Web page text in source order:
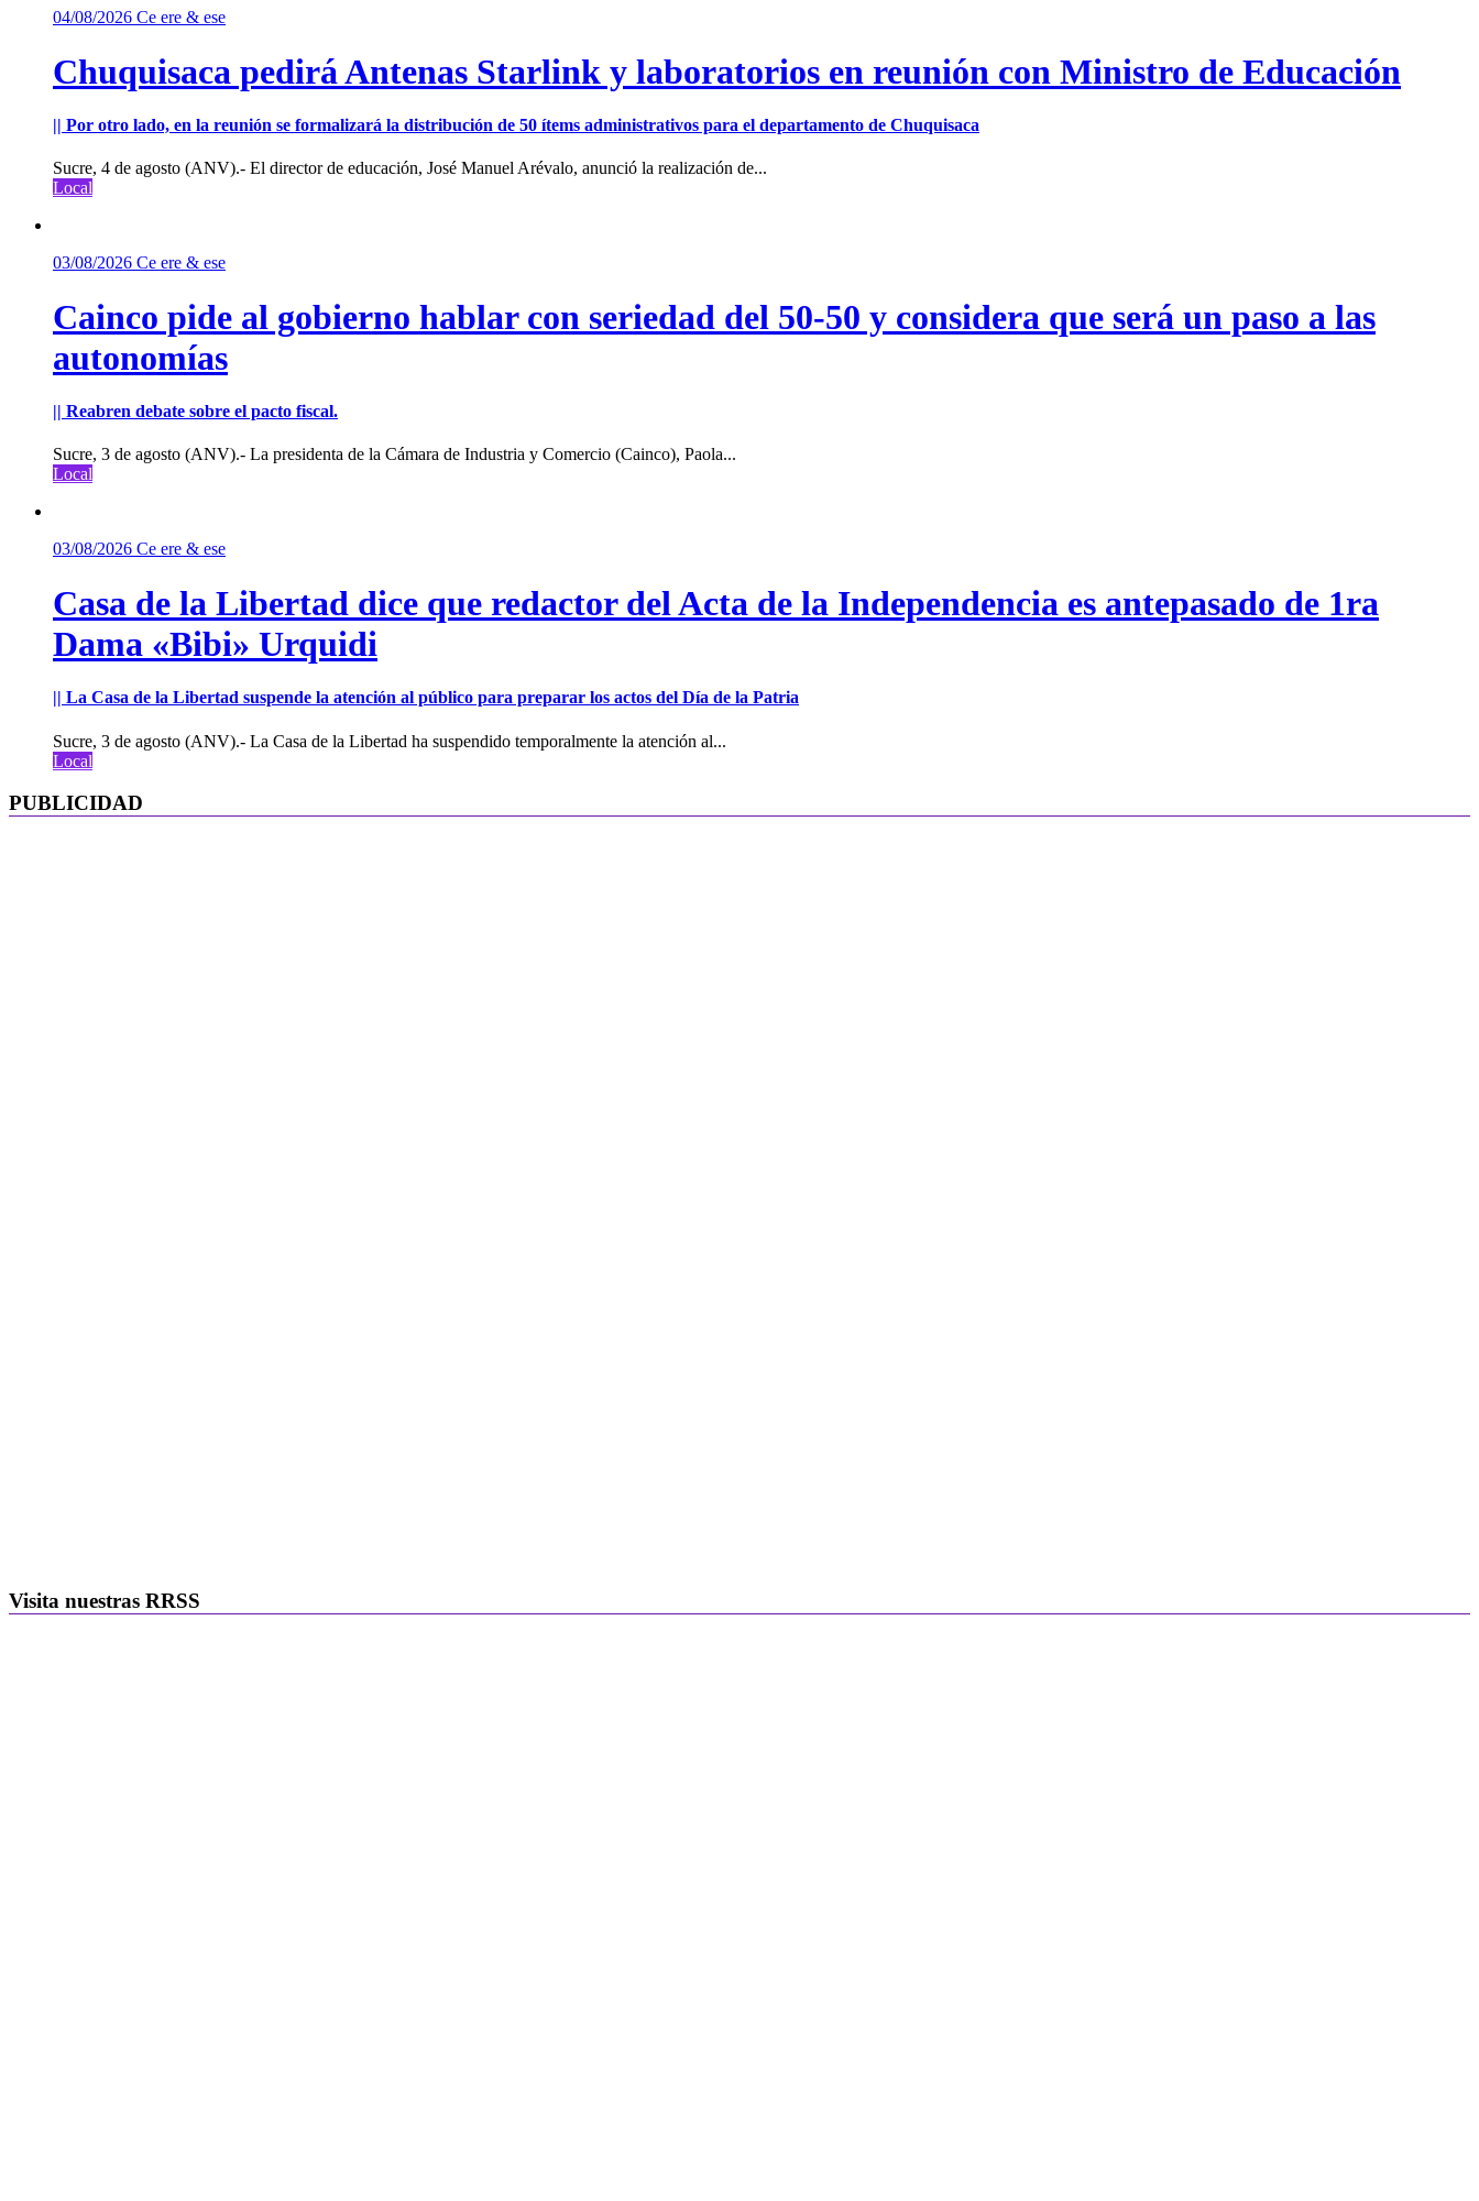
04/08/2026 Ce ere & ese
Chuquisaca pedirá Antenas Starlink y laboratorios en reunión con Ministro de Educación
|| Por otro lado, en la reunión se formalizará la distribución de 50 ítems administrativos para el departamento de Chuquisaca
Sucre, 4 de agosto (ANV).- El director de educación, José Manuel Arévalo, anunció la realización de...
Local
03/08/2026 Ce ere & ese
Cainco pide al gobierno hablar con seriedad del 50-50 y considera que será un paso a las
autonomías
|| Reabren debate sobre el pacto fiscal.
Sucre, 3 de agosto (ANV).- La presidenta de la Cámara de Industria y Comercio (Cainco), Paola...
Local
03/08/2026 Ce ere & ese
Casa de la Libertad dice que redactor del Acta de la Independencia es antepasado de 1ra
Dama «Bibi» Urquidi
|| La Casa de la Libertad suspende la atención al público para preparar los actos del Día de la Patria
Sucre, 3 de agosto (ANV).- La Casa de la Libertad ha suspendido temporalmente la atención al...
Local
PUBLICIDAD
Visita nuestras RRSS